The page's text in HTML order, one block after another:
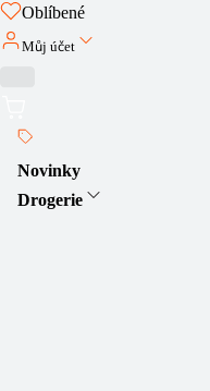
Oblíbené
Můj účet
Novinky
Drogerie